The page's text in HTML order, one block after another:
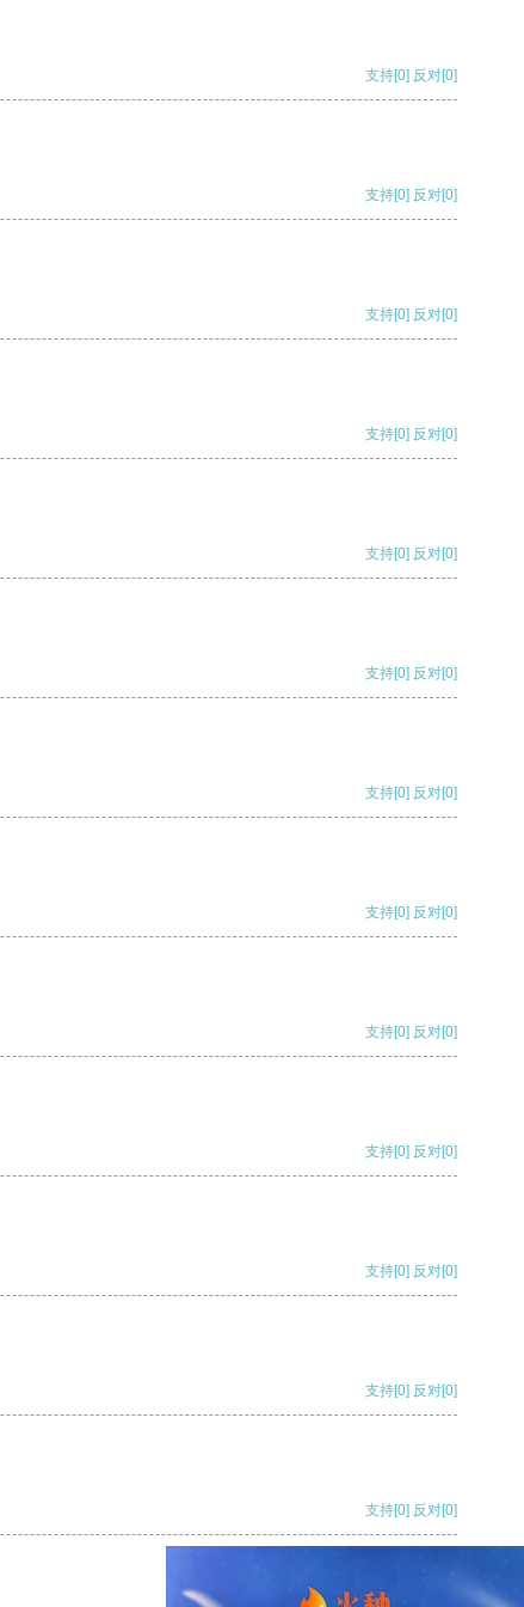
支持[0] 反对[0]
支持[0] 反对[0]
支持[0] 反对[0]
支持[0] 反对[0]
支持[0] 反对[0]
支持[0] 反对[0]
支持[0] 反对[0]
支持[0] 反对[0]
支持[0] 反对[0]
支持[0] 反对[0]
支持[0] 反对[0]
支持[0] 反对[0]
支持[0] 反对[0]